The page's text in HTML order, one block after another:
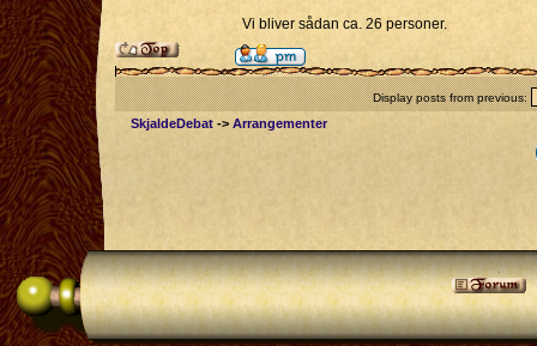
Vi bliver sådan ca. 26 personer.
Display posts from previous:
SkjaldeDebat -> Arrangementer